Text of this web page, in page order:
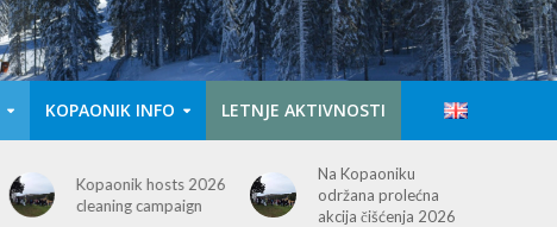
KOPAONIK INFO LETNJE AKTIVNOSTI
održana prolećna
akcija čišćenja 2026
Pešačke staze na
Kopaoniku